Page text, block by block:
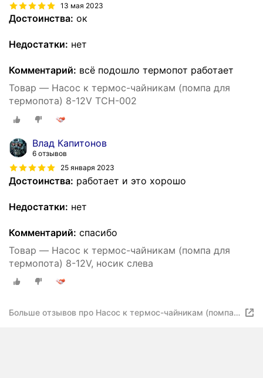
13 мая 2023
Достоинства: ок
Недостатки: нет
Комментарий: всё подошло термопот работает
Товар — Насос к термос-чайникам (помпа для
термопота) 8-12V TCH-002
Влад Капитонов
6 отзывов
25 января 2023
Достоинства: работает и это хорошо
Недостатки: нет
Комментарий: спасибо
Товар — Насос к термос-чайникам (помпа для
термопота) 8-12V, носик слева
Больше отзывов про Насос к термос-чайникам (помпа